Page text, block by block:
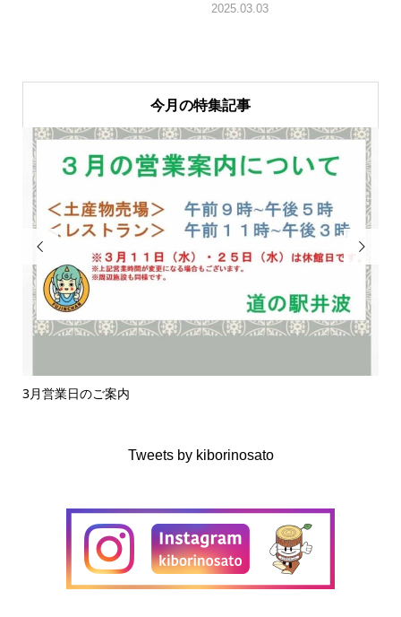
2025.03.03
今月の特集記事

3月営業日のご案内

Tweets by kiborinosato